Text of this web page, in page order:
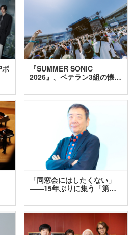
『SUMMER SONIC
2026』、ベテラン3組の懐…
「同窓会にはしたくない」
――15年ぶりに集う「第…